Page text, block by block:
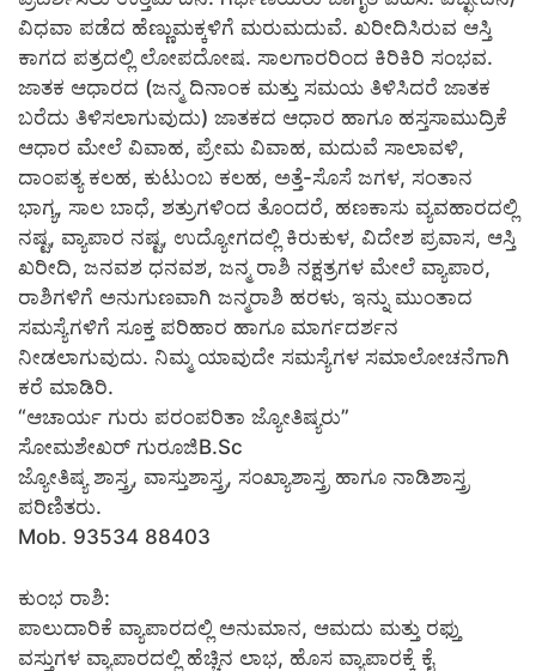
ವಿಧವಾ ಪಡೆದ ಹೆಣ್ಣುಮಕ್ಕಳಿಗೆ ಮರುಮದುವೆ. ಖರೀದಿಸಿರುವ ಆಸ್ತಿ
ಕಾಗದ ಪತ್ರದಲ್ಲಿ ಲೋಪದೋಷ. ಸಾಲಗಾರರಿಂದ ಕಿರಿಕಿರಿ ಸಂಭವ.
ಜಾತಕ ಆಧಾರದ (ಜನ್ಮ ದಿನಾಂಕ ಮತ್ತು ಸಮಯ ತಿಳಿಸಿದರೆ ಜಾತಕ
ಬರೆದು ತಿಳಿಸಲಾಗುವುದು) ಜಾತಕದ ಆಧಾರ ಹಾಗೂ ಹಸ್ತಸಾಮುದ್ರಿಕೆ
ಆಧಾರ ಮೇಲೆ ವಿವಾಹ, ಪ್ರೇಮ ವಿವಾಹ, ಮದುವೆ ಸಾಲಾವಳಿ,
ದಾಂಪತ್ಯ ಕಲಹ, ಕುಟುಂಬ ಕಲಹ, ಅತ್ತೆ-ಸೊಸೆ ಜಗಳ, ಸಂತಾನ
ಭಾಗ್ಯ, ಸಾಲ ಬಾಧೆ, ಶತ್ರುಗಳಿಂದ ತೊಂದರೆ, ಹಣಕಾಸು ವ್ಯವಹಾರದಲ್ಲಿ
ನಷ್ಟ, ವ್ಯಾಪಾರ ನಷ್ಟ, ಉದ್ಯೋಗದಲ್ಲಿ ಕಿರುಕುಳ, ವಿದೇಶ ಪ್ರವಾಸ, ಆಸ್ತಿ
ಖರೀದಿ, ಜನವಶ ಧನವಶ, ಜನ್ಮ ರಾಶಿ ನಕ್ಷತ್ರಗಳ ಮೇಲೆ ವ್ಯಾಪಾರ,
ರಾಶಿಗಳಿಗೆ ಅನುಗುಣವಾಗಿ ಜನ್ಮರಾಶಿ ಹರಳು, ಇನ್ನು ಮುಂತಾದ
ಸಮಸ್ಯೆಗಳಿಗೆ ಸೂಕ್ತ ಪರಿಹಾರ ಹಾಗೂ ಮಾರ್ಗದರ್ಶನ
ನೀಡಲಾಗುವುದು. ನಿಮ್ಮ ಯಾವುದೇ ಸಮಸ್ಯೆಗಳ ಸಮಾಲೋಚನೆಗಾಗಿ
ಕರೆ ಮಾಡಿರಿ.
“ಆಚಾರ್ಯ ಗುರು ಪರಂಪರಿತಾ ಜ್ಯೋತಿಷ್ಯರು”
ಸೋಮಶೇಖರ್ ಗುರೂಜಿB.Sc
ಜ್ಯೋತಿಷ್ಯ ಶಾಸ್ತ್ರ, ವಾಸ್ತುಶಾಸ್ತ್ರ, ಸಂಖ್ಯಾಶಾಸ್ತ್ರ ಹಾಗೂ ನಾಡಿಶಾಸ್ತ್ರ
ಪರಿಣಿತರು.
Mob. 93534 88403
ಕುಂಭ ರಾಶಿ:
ಪಾಲುದಾರಿಕೆ ವ್ಯಾಪಾರದಲ್ಲಿ ಅನುಮಾನ, ಆಮದು ಮತ್ತು ರಫ್ತು
ವಸ್ತುಗಳ ವ್ಯಾಪಾರದಲ್ಲಿ ಹೆಚ್ಚಿನ ಲಾಭ, ಹೊಸ ವ್ಯಾಪಾರಕ್ಕೆ ಕೈ